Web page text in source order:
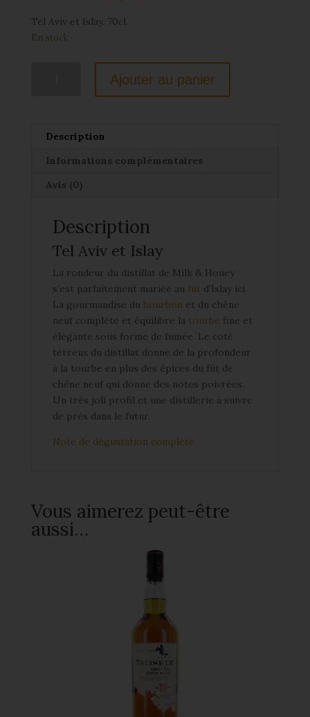
Tel Aviv et Islay. 70cl.
En stock
Honey
Peated
Cask
Ajouter au panier
Description
Informations complémentaires
Avis (0)
Description
Tel Aviv et Islay
La rondeur du distillat de Milk & Honey
s’est parfaitement mariée au fût d’Islay ici.
La gourmandise du bourbon et du chêne
neuf complète et équilibre la tourbe fine et
élégante sous forme de fumée. Le coté
terreux du distillat donne de la profondeur
à la tourbe en plus des épices du fût de
chêne neuf qui donne des notes poivrées.
Un très joli profil et une distillerie à suivre
de près dans le futur.
Note de dégustation complète
Vous aimerez peut-être
aussi…